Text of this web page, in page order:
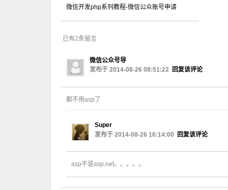
微信开发php系列教程-微信公众账号申请
已有2条留言
微信公众号导
发布于 2014-08-26 08:51:22 回复该评论
都不用asp了
Super
发布于 2014-08-26 16:14:00
回复该评论
asp不是asp.net。。。。。